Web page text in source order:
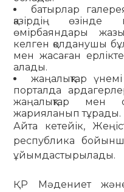
батырлар
қазірдің өзінде
өмірбаяндары
келген қолданушы
мен жасаған
алады.
жаңалықтар
порталда
жаңалықтар мен
жарияланып тұрады.
Айта кетейік,
республика
ұйымдастырылады.
ҚР Мәдениет және